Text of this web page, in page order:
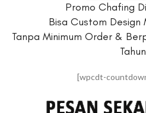
Promo Chafing
Bisa Custom Design
Tanpa Minimum Order &
Tahun
[wpcdt-